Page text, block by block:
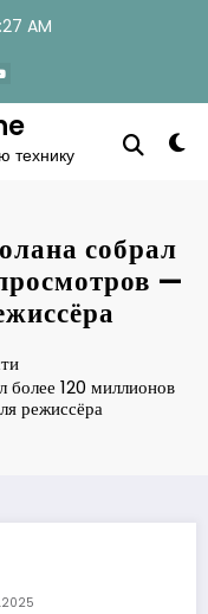
AM
технику
собрал
—
более 120 миллионов
режиссёра